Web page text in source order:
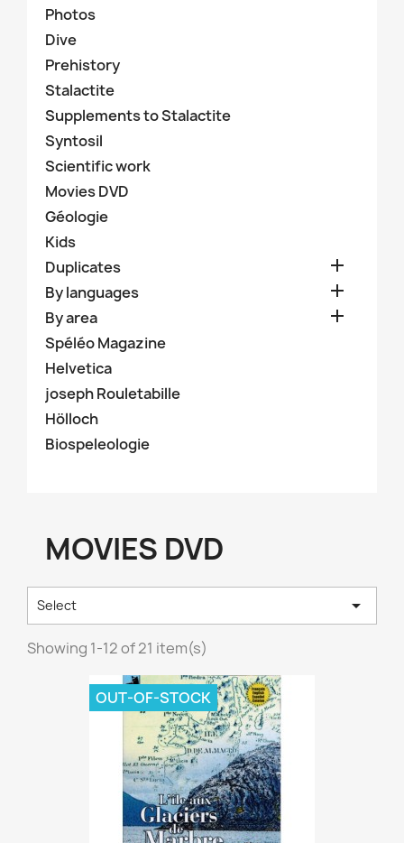
Photos
Dive
Prehistory
Stalactite
Supplements to Stalactite
Syntosil
Scientific work
Movies DVD
Géologie
Kids
Duplicates

By languages 
By area 
Spéléo Magazine
Helvetica
joseph Rouletabille
Hölloch
Biospeleologie
MOVIES DVD
Select 
Showing 1-12 of 21 item(s)
OUT-OF-STOCK